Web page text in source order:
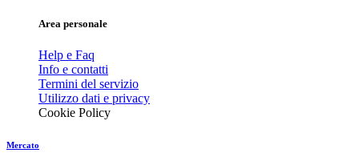
Area personale
Help e Faq
Info e contatti
Termini del servizio
Utilizzo dati e privacy
Cookie Policy
Mercato